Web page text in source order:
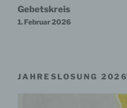
Gebetskreis
1. Februar 2026
JAHRESLOSUNG 2026